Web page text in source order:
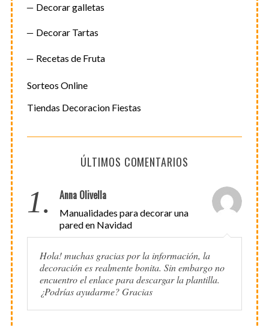
Decorar galletas
Decorar Tartas
Recetas de Fruta
Sorteos Online
Tiendas Decoracion Fiestas
ÚLTIMOS COMENTARIOS
1. Anna Olivella
Manualidades para decorar una
pared en Navidad
Hola! muchas gracias por la información, la
decoración es realmente bonita. Sin embargo no
encuentro el enlace para descargar la plantilla.
¿Podrías ayudarme? Gracias